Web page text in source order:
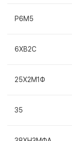
Р6М5
6ХВ2С
25Х2М1Ф
35